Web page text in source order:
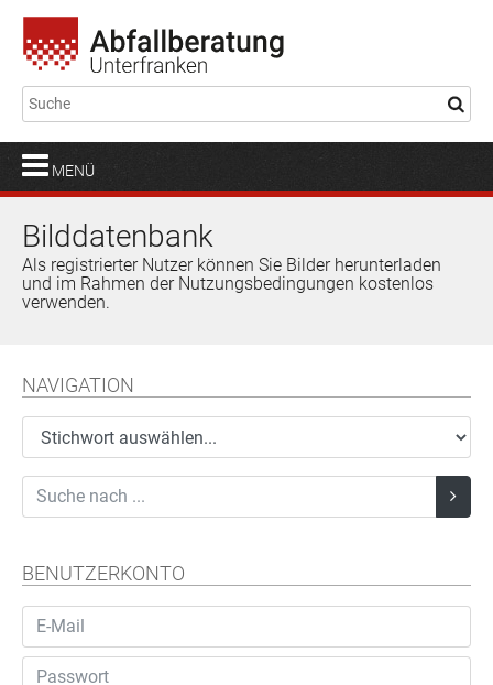
MENÜ
Bilddatenbank
Als registrierter Nutzer können Sie Bilder herunterladen
und im Rahmen der Nutzungsbedingungen kostenlos
verwenden.
NAVIGATION
BENUTZERKONTO